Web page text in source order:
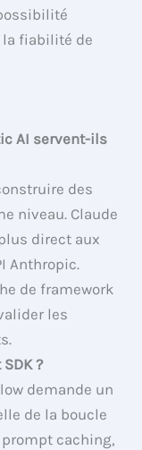
la fiabilité de
AI servent-ils
des
niveau. Claude
direct aux
Anthropic.
de framework
les
?
demande un
de la boucle
caching,